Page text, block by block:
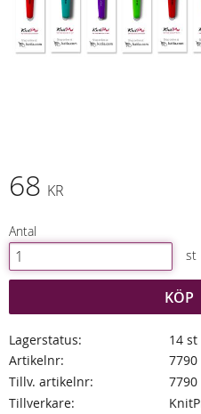
68 KR
Antal
st
KÖP
Lagerstatus
14
Artikelnr
7790
Tillv. artikelnr
7790
Tillverkare